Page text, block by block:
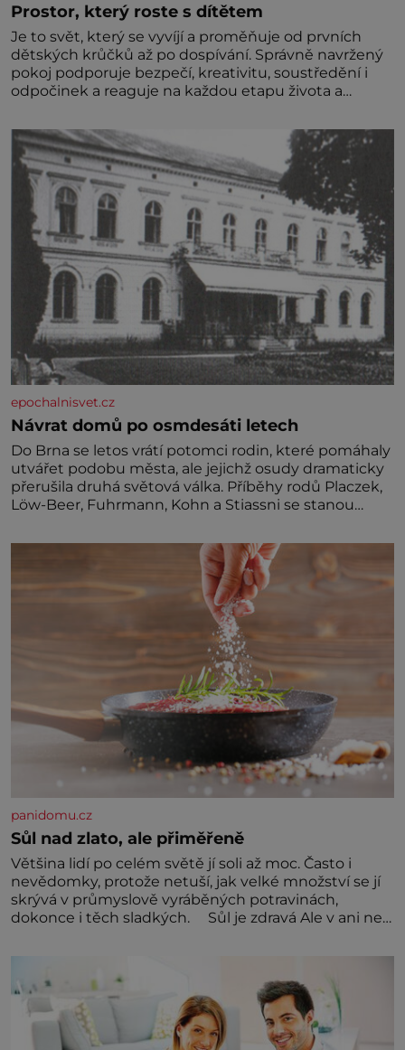
Prostor, který roste s dítětem
Je to svět, který se vyvíjí a proměňuje od prvních
dětských krůčků až po dospívání. Správně navržený
pokoj podporuje bezpečí, kreativitu, soustředění i
odpočinek a reaguje na každou etapu života a
jednoduchost, měkkost a bezpečí, proto by pokoj
miminka měl působit především klidně a útulně.
Předškolní věk je
epochalnisvet.cz
Návrat domů po osmdesáti letech
Do Brna se letos vrátí potomci rodin, které pomáhaly
utvářet podobu města, ale jejichž osudy dramaticky
přerušila druhá světová válka. Příběhy rodů Placzek,
Löw-Beer, Fuhrmann, Kohn a Stiassni se stanou
židovské kultury ŠTETL FEST 2026. Některé návraty
nejsou jednoduché. Místa, která si člověk pamatuje z
rodinných vyprávění, už dávno
panidomu.cz
Sůl nad zlato, ale přiměřeně
Většina lidí po celém světě jí soli až moc. Často i
nevědomky, protože netuší, jak velké množství se jí
skrývá v průmyslově vyráběných potravinách,
dokonce i těch sladkých. Sůl je zdravá Ale v ani ne
běžné. Její základní složky– sodík a chlór – jsou